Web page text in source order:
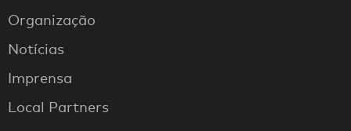
Organização
Notícias
Imprensa
Local Partners